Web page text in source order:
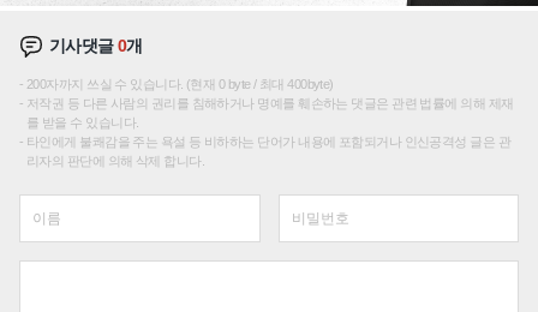
기사댓글0개
200자까지 쓰실 수 있습니다. (현재 0 byte / 최대 400byte)
저작권 등 다른 사람의 권리를 침해하거나 명예를 훼손하는 댓글은 관련 법률에 의해 제재
를 받을 수 있습니다.
타인에게 불쾌감을 주는 욕설 등 비하하는 단어가 내용에 포함되거나 인신공격성 글은 관
리자의 판단에 의해 삭제 합니다.